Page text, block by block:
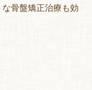
骨盤矯正治療も効